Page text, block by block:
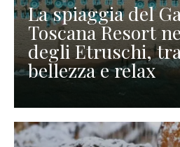
La spiaggia del
Toscana Resort
degli Etruschi,
bellezza e relax